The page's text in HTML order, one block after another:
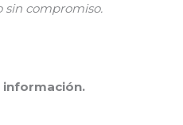
sin compromiso.
información.